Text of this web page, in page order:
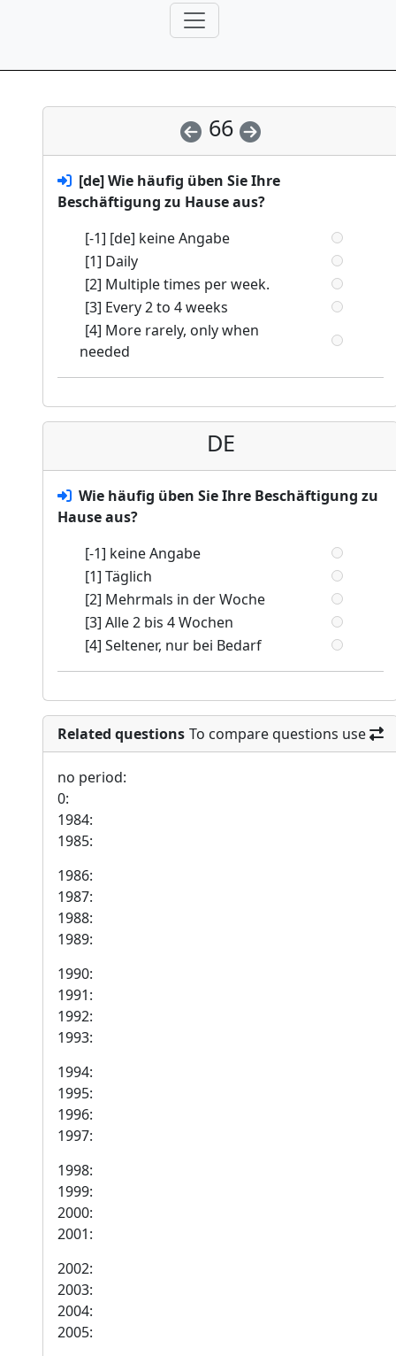
66
[de] Wie häufig üben Sie Ihre
Beschäftigung zu Hause aus?
[-1] [de] keine Angabe
[1] Daily
[2] Multiple times per week.
[3] Every 2 to 4 weeks
[4] More rarely, only when
needed
DE
Wie häufig üben Sie Ihre Beschäftigung zu
Hause aus?
[-1] keine Angabe
[1] Täglich
[2] Mehrmals in der Woche
[3] Alle 2 bis 4 Wochen
[4] Seltener, nur bei Bedarf
Related questions To compare questions use
no period:
0:
1984:
1985:
1986:
1987:
1988:
1989:
1990:
1991:
1992:
1993:
1994:
1995:
1996:
1997:
1998:
1999:
2000:
2001:
2002:
2003:
2004:
2005: